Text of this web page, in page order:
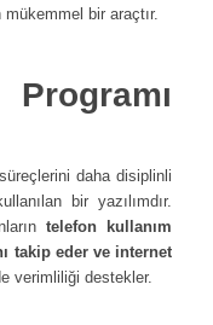
bir araçtır.
daha disiplinli
bir yazılımdır.
telefon kullanım
takip eder ve internet
verimliliği destekler.